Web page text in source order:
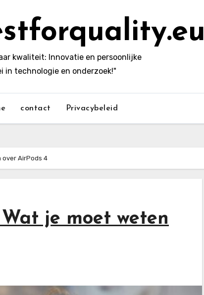
kwaliteit: Innovatie en persoonlijke
in technologie en onderzoek!"
contact Privacybeleid
over AirPods 4
je moet weten